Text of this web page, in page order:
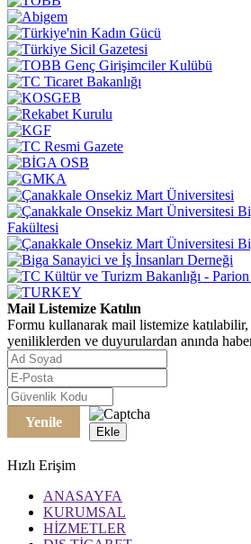
Mail Listemize Katılın
Formu kullanarak mail listemize katılabilir,
yeniliklerden ve duyurulardan anında
Yenile
Ekle
Hızlı Erişim
ANASAYFA
KURUMSAL
HİZMETLER